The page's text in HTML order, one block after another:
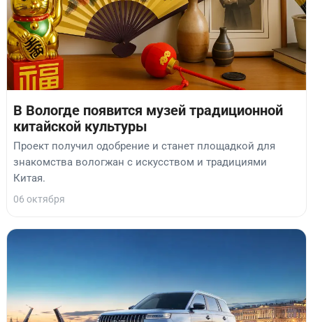
В Вологде появится музей традиционной
китайской культуры
Проект получил одобрение и станет площадкой для
знакомства вологжан с искусством и традициями
Китая.
06 октября